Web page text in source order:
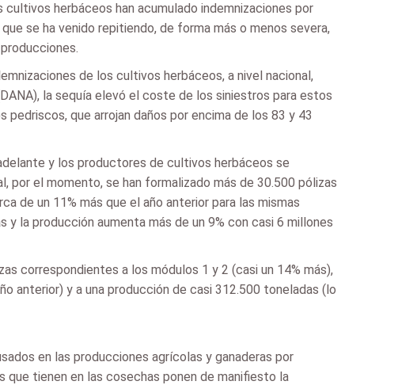
herbáceos han acumulado indemnizaciones por
se ha venido repitiendo, de forma más o menos severa,
de los cultivos herbáceos, a nivel nacional,
la sequía elevó el coste de los siniestros para estos
que arrojan daños por encima de los 83 y 43
y los productores de cultivos herbáceos se
por el momento, se han formalizado más de 30.500 pólizas
de un 11% más que el año anterior para las mismas
la producción aumenta más de un 9% con casi 6 millones
correspondientes a los módulos 1 y 2 (casi un 14% más),
anterior) y a una producción de casi 312.500 toneladas (lo
en las producciones agrícolas y ganaderas por
tienen en las cosechas ponen de manifiesto la